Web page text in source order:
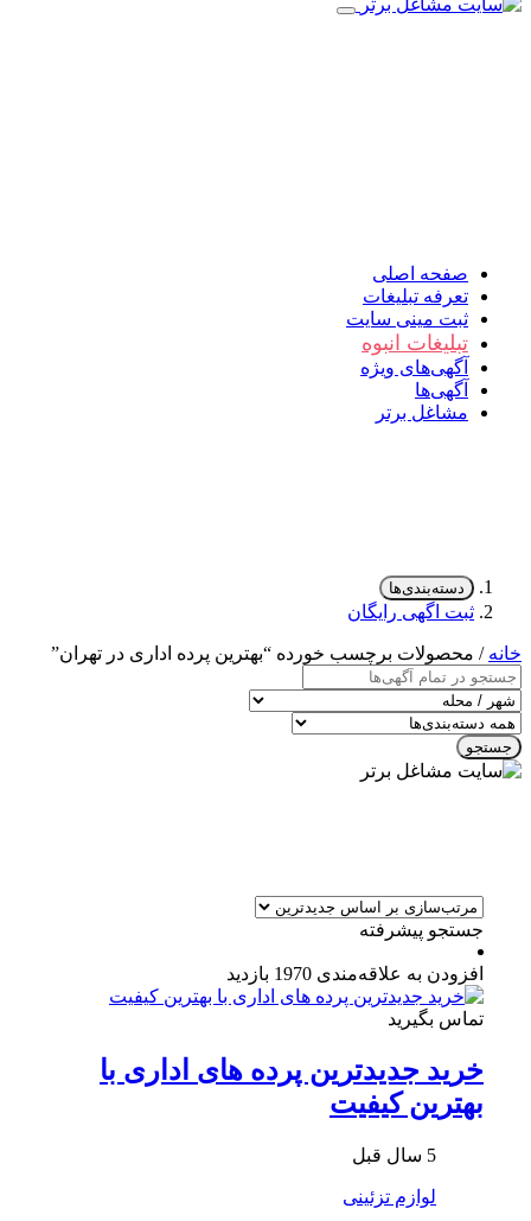
صفحه اصلی
تعرفه تبلیغات
ثبت مینی سایت
تبلیغات انبوه
آگهی‌های ویژه
آگهی‌ها
مشاغل برتر
دسته‌بندی‌ها
ثبت اگهی رایگان
خانه / محصولات برچسب خورده “بهترین پرده اداری در تهران”
جستجو
جستجو پیشرفته
افزودن به علاقه‌مندی 1970 بازدید
تماس بگیرید
خرید جدیدترین پرده های اداری با
بهترین کیفیت
5 سال قبل
لوازم تزئینی